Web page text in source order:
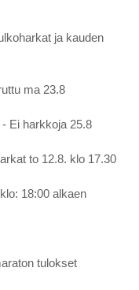
ja kauden
ma 23.8
Ei harkkoja 25.8
to 12.8. klo 17.30
18:00 alkaen
tulokset